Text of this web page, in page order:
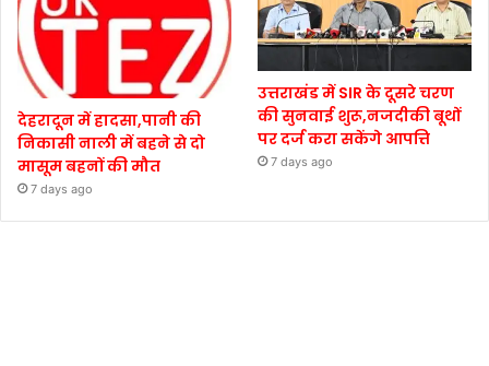
देहरादून में हादसा,पानी की
निकासी नाली में बहने से दो
मासूम बहनों की मौत
7 days ago
उत्तराखंड में SIR के दूसरे चरण
की सुनवाई शुरू,नजदीकी बूथों
पर दर्ज करा सकेंगे आपत्ति
7 days ago